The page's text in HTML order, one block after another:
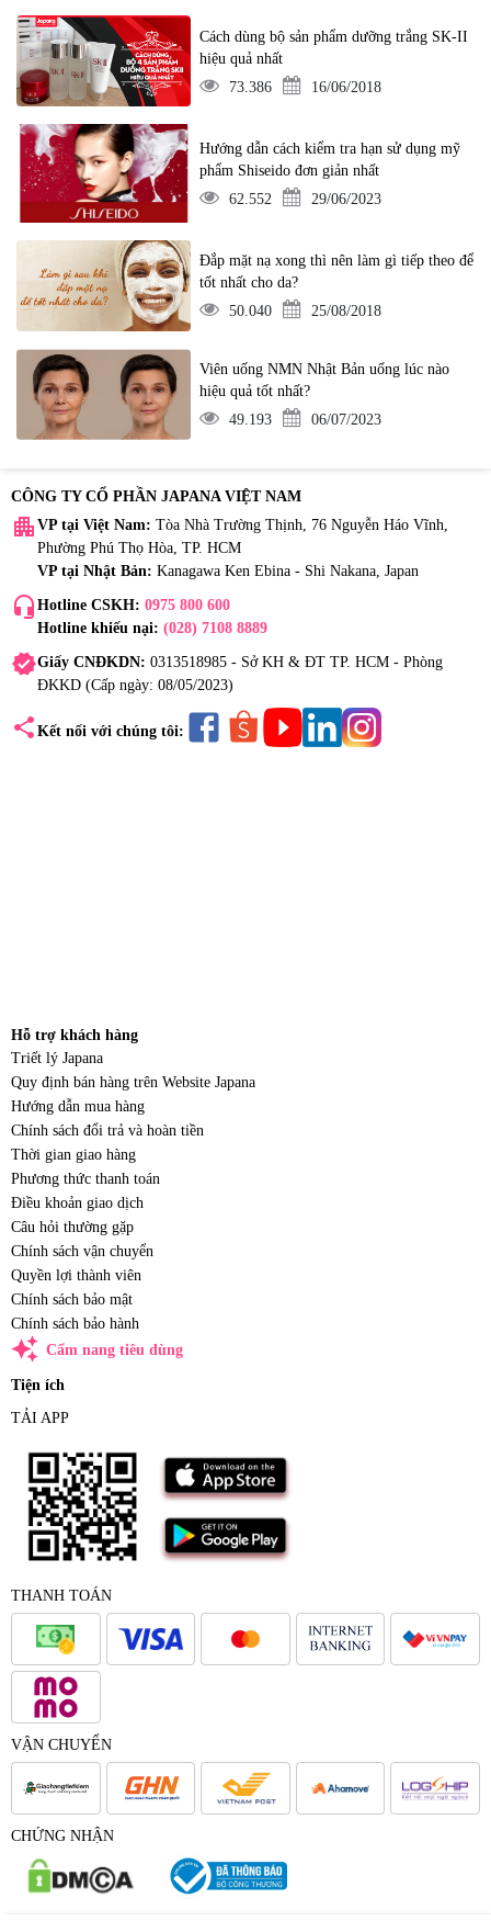
Cách dùng bộ sản phẩm dưỡng trắng SK-II
hiệu quả nhất
73.386
16/06/2018
Hướng dẫn cách kiểm tra hạn sử dụng mỹ
phẩm Shiseido đơn giản nhất
62.552
29/06/2023
Đắp mặt nạ xong thì nên làm gì tiếp theo để
tốt nhất cho da?
50.040
25/08/2018
Viên uống NMN Nhật Bản uống lúc nào
hiệu quả tốt nhất?
49.193
06/07/2023
CÔNG TY CỔ PHẦN JAPANA VIỆT NAM
apartment VP tại Việt Nam: Tòa Nhà Trường Thịnh, 76 Nguyễn Háo Vĩnh,
Phường Phú Thọ Hòa, TP. HCM
VP tại Nhật Bản: Kanagawa Ken Ebina - Shi Nakana, Japan
headset_mic Hotline CSKH: 0975 800 600
Hotline khiếu nại: (028) 7108 8889
verifiedGiấy CNĐKDN: 0313518985 - Sở KH & ĐT TP. HCM - Phòng
ĐKKD (Cấp ngày: 08/05/2023)
share Kết nối với chúng tôi:
Hỗ trợ khách hàng
Triết lý Japana
Quy định bán hàng trên Website Japana
Hướng dẫn mua hàng
Chính sách đổi trả và hoàn tiền
Thời gian giao hàng
Phương thức thanh toán
Điều khoản giao dịch
Câu hỏi thường gặp
Chính sách vận chuyển
Quyền lợi thành viên
Chính sách bảo mật
Chính sách bảo hành
auto_awesome Cẩm nang tiêu dùng
Tiện ích
TẢI APP
THANH TOÁN
VẬN CHUYỂN
CHỨNG NHẬN